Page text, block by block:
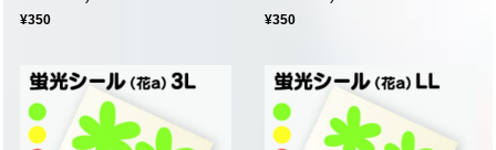
¥350 ¥350